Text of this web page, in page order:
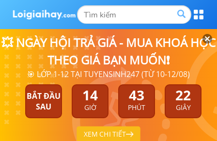
💥 NGÀY HỘI TRẢ GIÁ - MUA KHOÁ HỌC
THEO GIÁ BẠN MUỐN❗
🎯 LỚP 1-12 TẠI TUYENSINH247 (TỪ 10-12/08)
BẮT ĐẦU
SAU
14
GIỜ
43
PHÚT
21
GIÂY
XEM CHI TIẾT